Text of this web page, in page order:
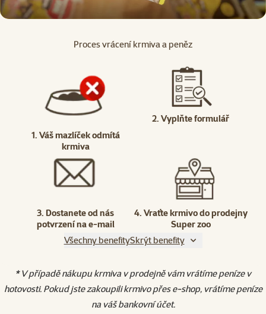
Proces vrácení krmiva a peněz
1. Váš mazlíček odmítá
krmiva
2. Vyplňte formulář
3. Dostanete od nás
potvrzení na e-mail
4. Vraťte krmivo do prodejny
Super zoo
Všechny benefitySkrýt benefity
* V případě nákupu krmiva v prodejně vám vrátíme peníze v
hotovosti. Pokud jste zakoupili krmivo přes e-shop, vrátíme peníze
na váš bankovní účet.